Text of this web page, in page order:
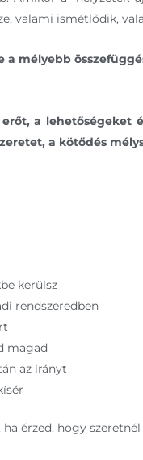
valami ismétlődik,
a mélyebb
a
a kötődés
kerülsz
rendszeredben
magad
az irányt
érzed, hogy